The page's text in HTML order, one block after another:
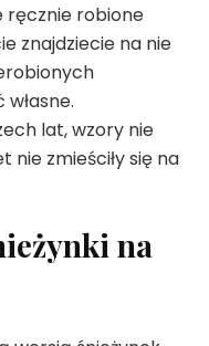
ręcznie robione
znajdziecie na nie
lat, wzory nie
nie zmieściły się na
na